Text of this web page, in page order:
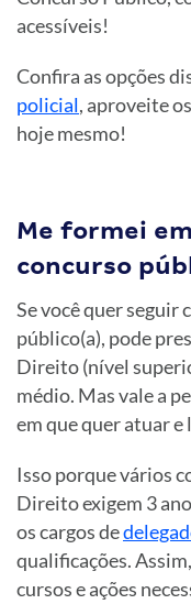
acessíveis!
Confira as opções
policial, aproveite
hoje mesmo!
Me formei
concurso
Se você quer seguir
público(a), pode
Direito (nível
médio. Mas vale a
em que quer atuar
Isso porque vários
Direito exigem 3
os cargos de
qualificações.
cursos e ações